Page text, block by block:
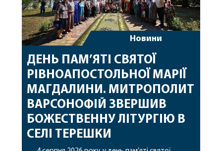
Новини
ДЕНЬ ПАМ’ЯТІ СВЯТОЇ
РІВНОАПОСТОЛЬНОЇ МАРІЇ
МАГДАЛИНИ. МИТРОПОЛИТ
ВАРСОНОФІЙ ЗВЕРШИВ
БОЖЕСТВЕННУ ЛІТУРГІЮ В
СЕЛІ ТЕРЕШКИ